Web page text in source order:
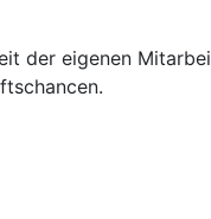
der eigenen